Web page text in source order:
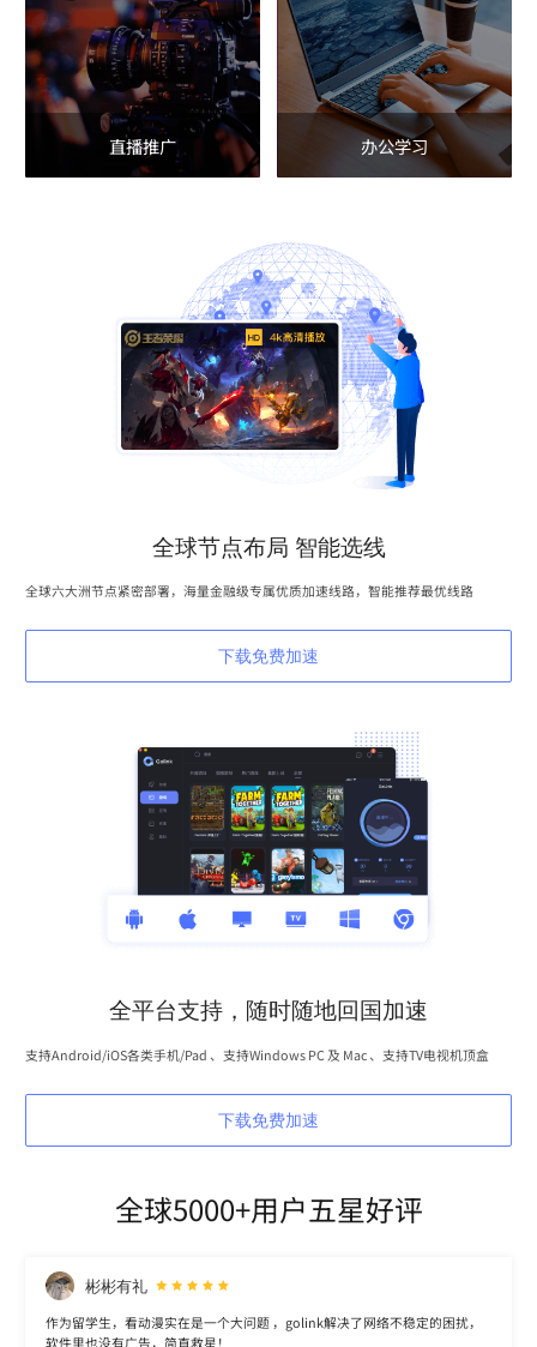
直播推广 办公学习
全球节点布局 智能选线
全球六大洲节点紧密部署，海量金融级专属优质加速线路，智能推荐最优线路
下载免费加速
全平台支持，随时随地回国加速
支持Android/iOS各类手机/Pad 、支持Windows PC 及 Mac 、支持TV电视机顶盒
下载免费加速
全球5000+用户五星好评
彬彬有礼
作为留学生，看动漫实在是一个大问题 ，golink解决了网络不稳定的困扰，
软件里也没有广告，简直救星！